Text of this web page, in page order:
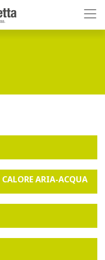
CALORE ARIA-ACQUA